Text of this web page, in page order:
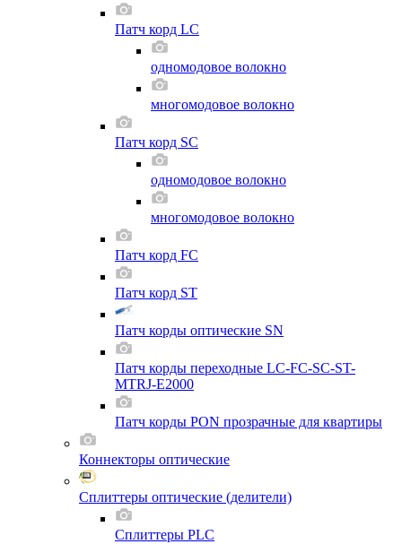
Патч корд LC
одномодовое волокно
многомодовое волокно
Патч корд SC
одномодовое волокно
многомодовое волокно
Патч корд FC
Патч корд ST
Патч корды оптические SN
Патч корды переходные LC-FC-SC-ST-
MTRJ-E2000
Патч корды PON прозрачные для квартиры
Коннекторы оптические
Сплиттеры оптические (делители)
Сплиттеры PLC